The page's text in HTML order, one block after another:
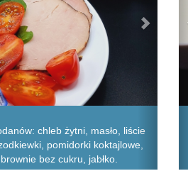
chleb żytni, masło, liście
pomidorki koktajlowe,
bez cukru, jabłko.